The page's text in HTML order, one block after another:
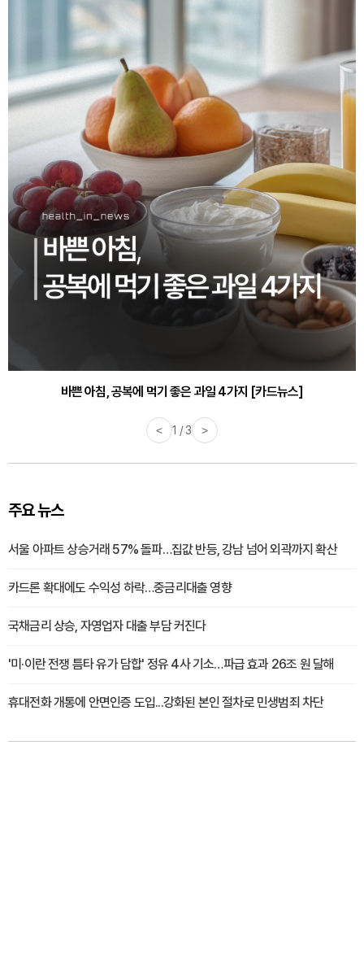
바쁜 아침, 공복에 먹기 좋은 과일 4가지 [카드뉴스]
30대부터 유병률 2배...여자에게 꼭 필요한 검사는? [카드뉴스]
< 1 / 3 >
주요 뉴스
서울 아파트 상승거래 57% 돌파…집값 반등, 강남 넘어 외곽까지 확산
카드론 확대에도 수익성 하락…중금리대출 영향
국채금리 상승, 자영업자 대출 부담 커진다
'미·이란 전쟁 틈타 유가 담합' 정유 4사 기소…파급 효과 26조 원 달해
휴대전화 개통에 안면인증 도입...강화된 본인 절차로 민생범죄 차단